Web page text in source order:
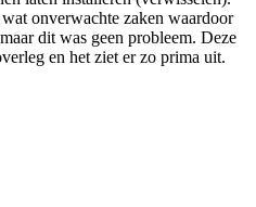
onverwachte zaken waardoor
dit was geen probleem. Deze
en het ziet er zo prima uit.